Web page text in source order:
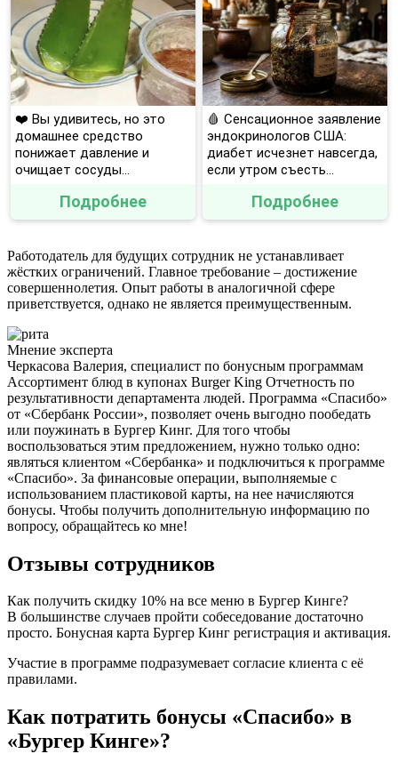
❤️ Вы удивитесь, но это
домашнее средство
понижает давление и
очищает сосуды...
Подробнее
🩸 Сенсационное заявление
эндокринологов США:
диабет исчезнет навсегда,
если утром съесть...
Подробнее
Работодатель для будущих сотрудник не устанавливает
жёстких ограничений. Главное требование – достижение
совершеннолетия. Опыт работы в аналогичной сфере
приветствуется, однако не является преимущественным.
Мнение эксперта
Черкасова Валерия, специалист по бонусным программам
Ассортимент блюд в купонах Burger King Отчетность по
результативности департамента людей. Программа «Спасибо»
от «Сбербанк России», позволяет очень выгодно пообедать
или поужинать в Бургер Кинг. Для того чтобы
воспользоваться этим предложением, нужно только одно:
являться клиентом «Сбербанка» и подключиться к программе
«Спасибо». За финансовые операции, выполняемые с
использованием пластиковой карты, на нее начисляются
бонусы. Чтобы получить дополнительную информацию по
вопросу, обращайтесь ко мне!
Отзывы сотрудников
Как получить скидку 10% на все меню в Бургер Кинге?
В большинстве случаев пройти собеседование достаточно
просто. Бонусная карта Бургер Кинг регистрация и активация.
Участие в программе подразумевает согласие клиента с её
правилами.
Как потратить бонусы «Спасибо» в
«Бургер Кинге»?